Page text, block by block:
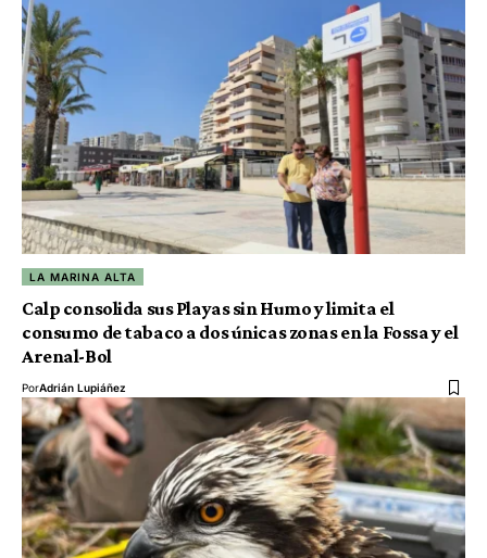
LA MARINA ALTA
Calp consolida sus Playas sin Humo y limita el
consumo de tabaco a dos únicas zonas en la Fossa y el
Arenal-Bol
PorAdrián Lupiáñez